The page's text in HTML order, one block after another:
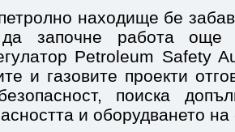
находище бе
започне работа още
Petroleum Safety
и газовите проекти
поиска
и оборудването на